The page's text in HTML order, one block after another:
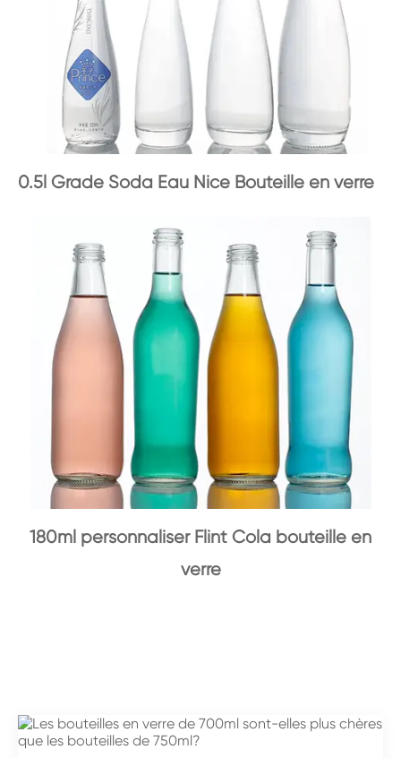
0.5l Grade Soda Eau Nice Bouteille en verre
180ml personnaliser Flint Cola bouteille en
verre